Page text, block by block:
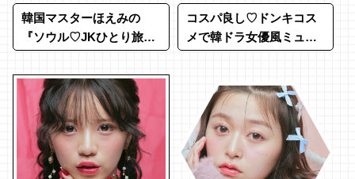
韓国マスターほえみの
『ソウル♡JKひとり旅の
コスパ良し♡ドンキコス
メで韓ドラ女優風ミュー